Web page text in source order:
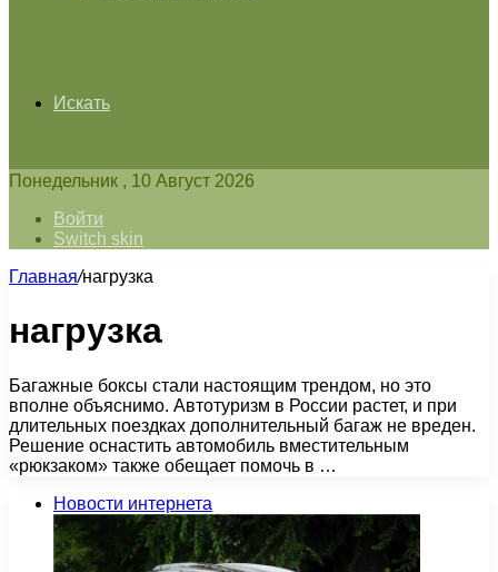
Искать
Понедельник , 10 Август 2026
Войти
Switch skin
Главная/нагрузка
нагрузка
Багажные боксы стали настоящим трендом, но это
вполне объяснимо. Автотуризм в России растет, и при
длительных поездках дополнительный багаж не вреден.
Решение оснастить автомобиль вместительным
«рюкзаком» также обещает помочь в …
Новости интернета